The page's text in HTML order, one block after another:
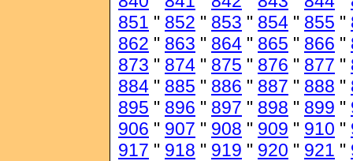
851 " 852 " 853 " 854 " 855 "
862 " 863 " 864 " 865 " 866 "
873 " 874 " 875 " 876 " 877 "
884 " 885 " 886 " 887 " 888 "
895 " 896 " 897 " 898 " 899 "
906 " 907 " 908 " 909 " 910 "
917 " 918 " 919 " 920 " 921 "